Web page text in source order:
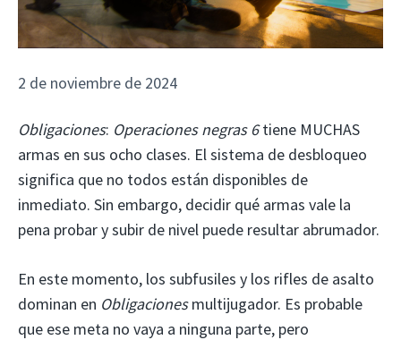
2 de noviembre de 2024
Obligaciones: Operaciones negras 6tiene MUCHAS
armas en sus ocho clases. El sistema de desbloqueo
significa que no todos están disponibles de
inmediato. Sin embargo, decidir qué armas vale la
pena probar y subir de nivel puede resultar abrumador.
En este momento, los subfusiles y los rifles de asalto
dominan en Obligacionesmultijugador. Es probable
que ese meta no vaya a ninguna parte, pero